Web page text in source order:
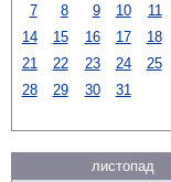
7
8 9 10 11
14
15 16 17 18
21
22 23 24 25
28
29 30 31
листопад